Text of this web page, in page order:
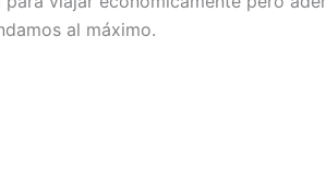
al máximo.